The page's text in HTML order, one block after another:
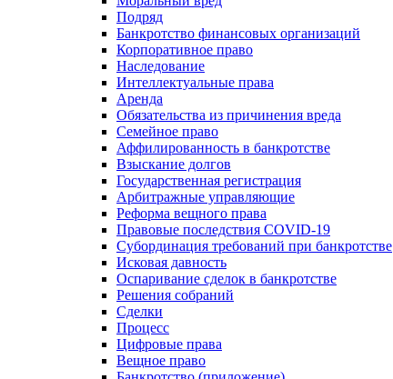
Подряд
Банкротство финансовых организаций
Корпоративное право
Наследование
Интеллектуальные права
Аренда
Обязательства из причинения вреда
Семейное право
Аффилированность в банкротстве
Взыскание долгов
Государственная регистрация
Арбитражные управляющие
Реформа вещного права
Правовые последствия COVID-19
Субординация требований при банкротстве
Исковая давность
Оспаривание сделок в банкротстве
Решения собраний
Сделки
Процесс
Цифровые права
Вещное право